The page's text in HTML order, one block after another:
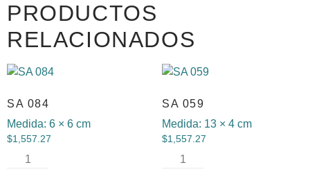
PRODUCTOS
RELACIONADOS
SA 084
Medida: 6 × 6 cm
$1,557.27
SA 059
Medida: 13 × 4 cm
$1,557.27